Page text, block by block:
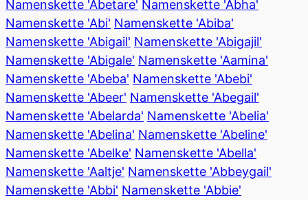
Namenskette 'Abetare' Namenskette 'Abha'
Namenskette 'Abi' Namenskette 'Abiba'
Namenskette 'Abigail' Namenskette 'Abigajil'
Namenskette 'Abigale' Namenskette 'Aamina'
Namenskette 'Abeba' Namenskette 'Abebi'
Namenskette 'Abeer' Namenskette 'Abegail'
Namenskette 'Abelarda' Namenskette 'Abelia'
Namenskette 'Abelina' Namenskette 'Abeline'
Namenskette 'Abelke' Namenskette 'Abella'
Namenskette 'Aaltje' Namenskette 'Abbeygail'
Namenskette 'Abbi' Namenskette 'Abbie'